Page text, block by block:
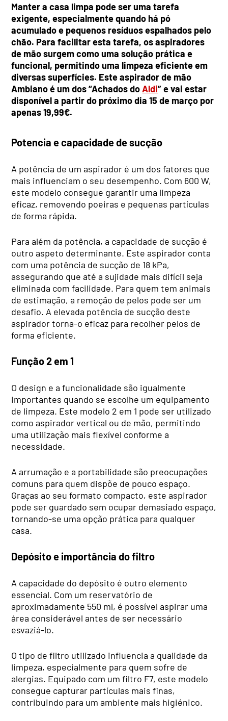
Manter a casa limpa pode ser uma tarefa
exigente, especialmente quando há pó
acumulado e pequenos resíduos espalhados pelo
chão. Para facilitar esta tarefa, os aspiradores
de mão surgem como uma solução prática e
funcional, permitindo uma limpeza eficiente em
diversas superfícies. Este aspirador de mão
Ambiano é um dos “Achados doAldi” e vai estar
disponível a partir do próximo dia 15 de março por
apenas 19,99€.
Potencia e capacidade de sucção
A potência de um aspirador é um dos fatores que
mais influenciam o seu desempenho. Com 600 W,
este modelo consegue garantir uma limpeza
eficaz, removendo poeiras e pequenas partículas
de forma rápida.
Para além da potência, a capacidade de sucção é
outro aspeto determinante. Este aspirador conta
com uma potência de sucção de 18 kPa,
assegurando que até a sujidade mais difícil seja
eliminada com facilidade. Para quem tem animais
de estimação, a remoção de pelos pode ser um
desafio. A elevada potência de sucção deste
aspirador torna-o eficaz para recolher pelos de
forma eficiente.
Função 2 em 1
O design e a funcionalidade são igualmente
importantes quando se escolhe um equipamento
de limpeza. Este modelo 2 em 1 pode ser utilizado
como aspirador vertical ou de mão, permitindo
uma utilização mais flexível conforme a
necessidade.
A arrumação e a portabilidade são preocupações
comuns para quem dispõe de pouco espaço.
Graças ao seu formato compacto, este aspirador
pode ser guardado sem ocupar demasiado espaço,
tornando-se uma opção prática para qualquer
casa.
Depósito e importância do filtro
A capacidade do depósito é outro elemento
essencial. Com um reservatório de
aproximadamente 550 ml, é possível aspirar uma
área considerável antes de ser necessário
esvaziá-lo.
O tipo de filtro utilizado influencia a qualidade da
limpeza, especialmente para quem sofre de
alergias. Equipado com um filtro F7, este modelo
consegue capturar partículas mais finas,
contribuindo para um ambiente mais higiénico.